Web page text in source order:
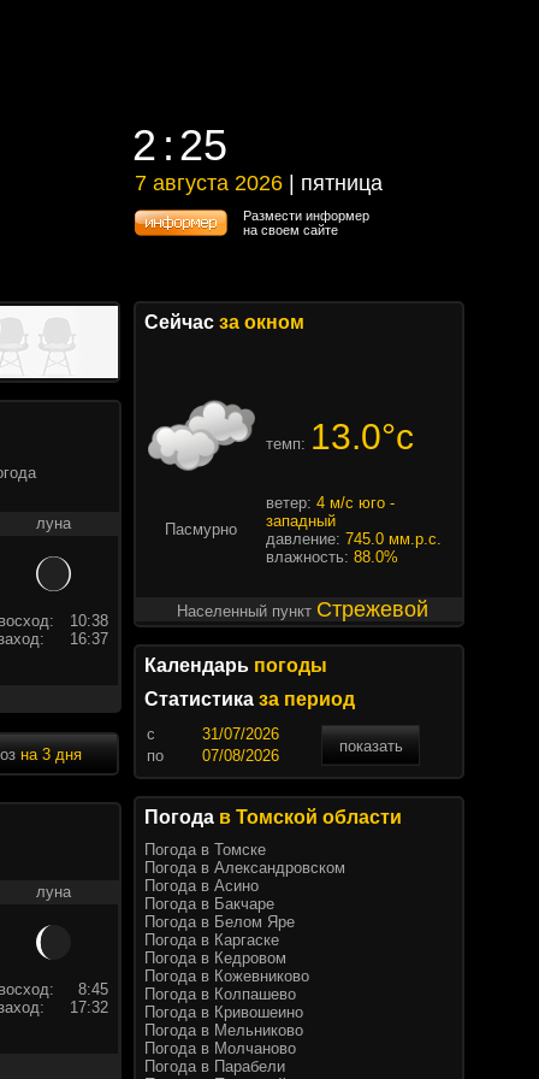
2 25
2 25
7 августа 2026 | пятница
7 августа 2026 | пятница
Размести информер
на своем сайте
луна
10:38
16:37
на 3 дня
луна
8:45
17:32
Сейчас за окном
темп: 13.0°c
Пасмурно
ветер: 4 м/с юго -
западный
давление: 745.0 мм.р.с.
влажность: 88.0%
Населенный пункт Стрежевой
Календарь погоды
Статистика за период
c
показать
по
Погода в Томской области
Погода в Томске
Погода в Александровском
Погода в Асино
Погода в Бакчаре
Погода в Белом Яре
Погода в Каргаске
Погода в Кедровом
Погода в Кожевниково
Погода в Колпашево
Погода в Кривошеино
Погода в Мельниково
Погода в Молчаново
Погода в Парабели